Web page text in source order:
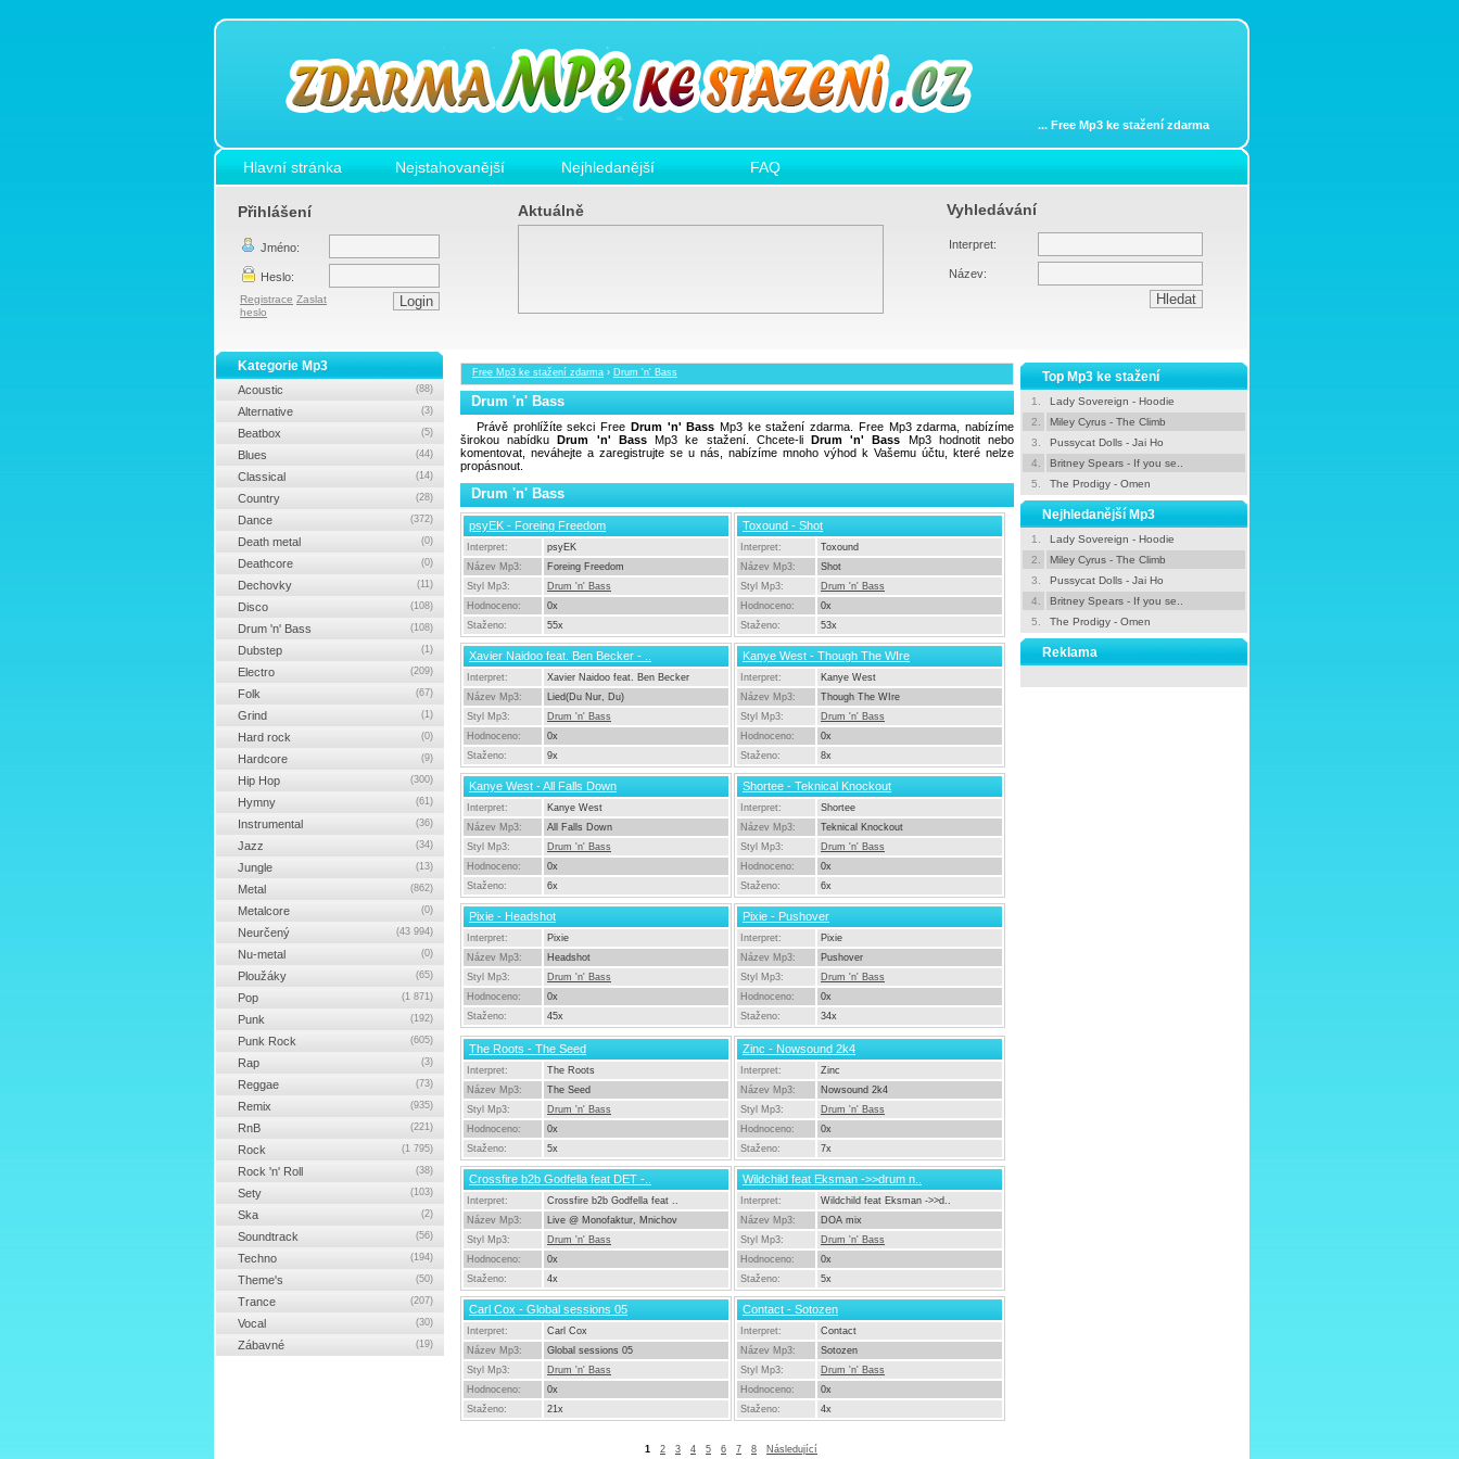
... Free Mp3 ke stažení zdarma
Hlavní stránka Nejstahovanější Nejhledanější FAQ
Přihlášení
Jméno:
Heslo:
Registrace Zaslat
heslo
Aktuálně Vyhledávání
Interpret:
Název:
Free Mp3 ke stažení zdarma › Drum 'n' Bass
Drum 'n' Bass
Právě prohlížíte sekci Free Drum 'n' Bass Mp3 ke stažení zdarma. Free Mp3 zdarma, nabízíme
širokou nabídkuDrum 'n' BassMp3 ke stažení. Chcete-li Drum 'n' Bass Mp3 hodnotit nebo
komentovat, neváhejte a zaregistrujte se u nás, nabízíme mnoho výhod k Vašemu účtu, které nelze
propásnout.
Drum 'n' Bass
psyEK - Foreing Freedom
Interpret:
psyEK
Název Mp3:
Foreing Freedom
Styl Mp3:
Drum 'n' Bass
Hodnoceno:
0x
Staženo:
55x
Toxound - Shot
Interpret:
Toxound
Název Mp3:
Shot
Styl Mp3:
Drum 'n' Bass
Hodnoceno:
0x
Staženo:
53x
Xavier Naidoo feat. Ben Becker - ..
Interpret:
Xavier Naidoo feat. Ben Becker
Název Mp3:
Lied(Du Nur, Du)
Styl Mp3:
Drum 'n' Bass
Hodnoceno:
0x
Staženo:
9x
Kanye West - Though The WIre
Interpret:
Kanye West
Název Mp3:
Though The WIre
Styl Mp3:
Drum 'n' Bass
Hodnoceno:
0x
Staženo:
8x
Kanye West - All Falls Down
Interpret:
Kanye West
Název Mp3:
All Falls Down
Styl Mp3:
Drum 'n' Bass
Hodnoceno:
0x
Staženo:
6x
Shortee - Teknical Knockout
Interpret:
Shortee
Název Mp3:
Teknical Knockout
Styl Mp3:
Drum 'n' Bass
Hodnoceno:
0x
Staženo:
6x
Pixie - Headshot
Interpret:
Pixie
Název Mp3:
Headshot
Styl Mp3:
Drum 'n' Bass
Hodnoceno:
0x
Staženo:
45x
Pixie - Pushover
Interpret:
Pixie
Název Mp3:
Pushover
Styl Mp3:
Drum 'n' Bass
Hodnoceno:
0x
Staženo:
34x
The Roots - The Seed
Interpret:
The Roots
Název Mp3:
The Seed
Styl Mp3:
Drum 'n' Bass
Hodnoceno:
0x
Staženo:
5x
Zinc - Nowsound 2k4
Interpret:
Zinc
Název Mp3:
Nowsound 2k4
Styl Mp3:
Drum 'n' Bass
Hodnoceno:
0x
Staženo:
7x
Crossfire b2b Godfella feat DET -..
Interpret:
Crossfire b2b Godfella feat ..
Název Mp3:
Live @ Monofaktur, Mnichov
Styl Mp3:
Drum 'n' Bass
Hodnoceno:
0x
Staženo:
4x
Wildchild feat Eksman ->>drum n..
Interpret:
Wildchild feat Eksman ->>d..
Název Mp3:
DOA mix
Styl Mp3:
Drum 'n' Bass
Hodnoceno:
0x
Staženo:
5x
Carl Cox - Global sessions 05
Interpret:
Carl Cox
Název Mp3:
Global sessions 05
Styl Mp3:
Drum 'n' Bass
Hodnoceno:
0x
Staženo:
21x
Contact - Sotozen
Interpret:
Contact
Název Mp3:
Sotozen
Styl Mp3:
Drum 'n' Bass
Hodnoceno:
0x
Staženo:
4x
1 2 3 4 5 6 7 8 Následující
Top Mp3 ke stažení
1.
Lady Sovereign - Hoodie
2.
Miley Cyrus - The Climb
3.
Pussycat Dolls - Jai Ho
4.
Britney Spears - If you se..
5.
The Prodigy - Omen
Nejhledanější Mp3
1.
Lady Sovereign - Hoodie
2.
Miley Cyrus - The Climb
3.
Pussycat Dolls - Jai Ho
4.
Britney Spears - If you se..
5.
The Prodigy - Omen
Reklama
Kategorie Mp3
Acoustic (88)
Alternative (3)
Beatbox (5)
Blues (44)
Classical (14)
Country (28)
Dance (372)
Death metal (0)
Deathcore (0)
Dechovky (11)
Disco (108)
Drum 'n' Bass (108)
Dubstep (1)
Electro (209)
Folk (67)
Grind (1)
Hard rock (0)
Hardcore (9)
Hip Hop (300)
Hymny (61)
Instrumental (36)
Jazz (34)
Jungle (13)
Metal (862)
Metalcore (0)
Neurčený (43 994)
Nu-metal (0)
Ploužáky (65)
Pop (1 871)
Punk (192)
Punk Rock (605)
Rap (3)
Reggae (73)
Remix (935)
RnB (221)
Rock (1 795)
Rock 'n' Roll (38)
Sety (103)
Ska (2)
Soundtrack (56)
Techno (194)
Theme's (50)
Trance (207)
Vocal (30)
Zábavné (19)